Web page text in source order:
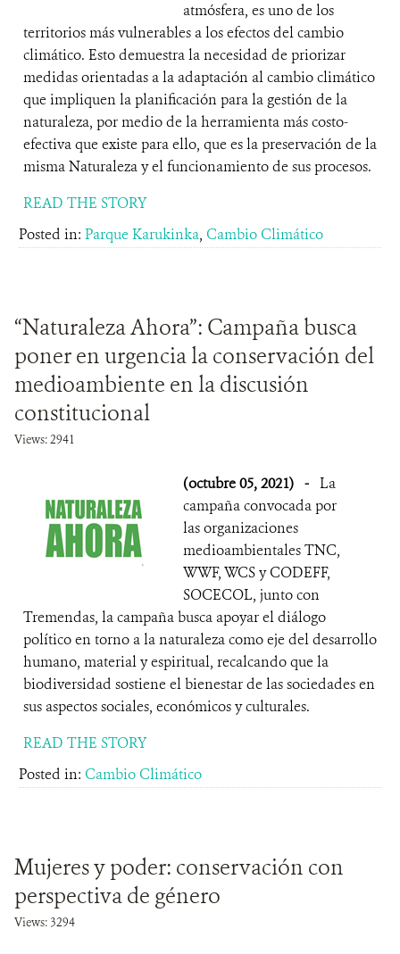
atmósfera, es uno de los
territorios más vulnerables a los efectos del cambio
climático. Esto demuestra la necesidad de priorizar
medidas orientadas a la adaptación al cambio climático
que impliquen la planificación para la gestión de la
naturaleza, por medio de la herramienta más costo-
efectiva que existe para ello, que es la preservación de la
misma Naturaleza y el funcionamiento de sus procesos.
READ THE STORY
Posted in: Parque Karukinka, Cambio Climático
“Naturaleza Ahora”: Campaña busca
poner en urgencia la conservación del
medioambiente en la discusión
constitucional
Views: 2941
(octubre 05, 2021) - La
campaña convocada por
las organizaciones
medioambientales TNC,
WWF, WCS y CODEFF,
SOCECOL, junto con
Tremendas, la campaña busca apoyar el diálogo
político en torno a la naturaleza como eje del desarrollo
humano, material y espiritual, recalcando que la
biodiversidad sostiene el bienestar de las sociedades en
sus aspectos sociales, económicos y culturales.
READ THE STORY
Posted in: Cambio Climático
Mujeres y poder: conservación con
perspectiva de género
Views: 3294